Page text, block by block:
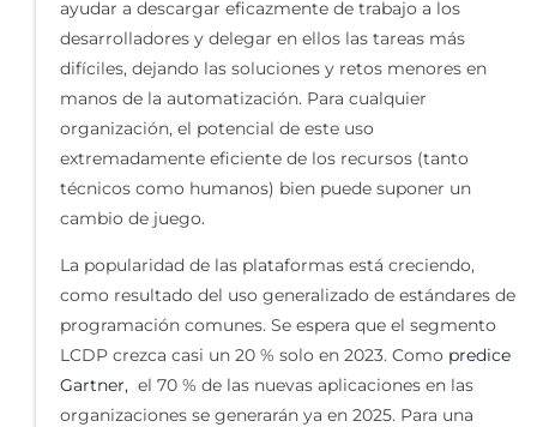
ayudar a descargar eficazmente de trabajo a los
desarrolladores y delegar en ellos las tareas más
difíciles, dejando las soluciones y retos menores en
manos de la automatización. Para cualquier
organización, el potencial de este uso
extremadamente eficiente de los recursos (tanto
técnicos como humanos) bien puede suponer un
cambio de juego.
La popularidad de las plataformas está creciendo,
como resultado del uso generalizado de estándares de
programación comunes. Se espera que el segmento
LCDP crezca casi un 20 % solo en 2023. Como predice
Gartner, el 70 % de las nuevas aplicaciones en las
organizaciones se generarán ya en 2025. Para una